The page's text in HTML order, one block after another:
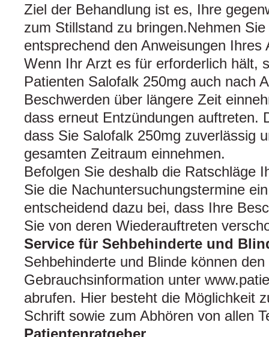
Ziel der Behandlung ist es, Ihre
zum Stillstand zu bringen.Nehmen
entsprechend den Anweisungen
Wenn Ihr Arzt es für erforderlich hält,
Patienten Salofalk 250mg auch nach
Beschwerden über längere Zeit
dass erneut Entzündungen auftreten.
dass Sie Salofalk 250mg zuverlässig
gesamten Zeitraum einnehmen.
Befolgen Sie deshalb die Ratschläge
Sie die Nachuntersu­chungs­termine
entscheidend dazu bei, dass Ihre
Sie von deren Wiederauftreten
Service für Sehbehinderte und
Sehbehinderte und Blinde können den
Gebrauchsinformation unter
abrufen. Hier besteht die Möglichkeit
Schrift sowie zum Abhören von allen
Patientenratgeber